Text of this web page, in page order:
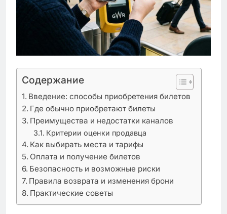
Содержание
Введение: способы приобретения билетов
Где обычно приобретают билеты
Преимущества и недостатки каналов
Критерии оценки продавца
Как выбирать места и тарифы
Оплата и получение билетов
Безопасность и возможные риски
Правила возврата и изменения брони
Практические советы